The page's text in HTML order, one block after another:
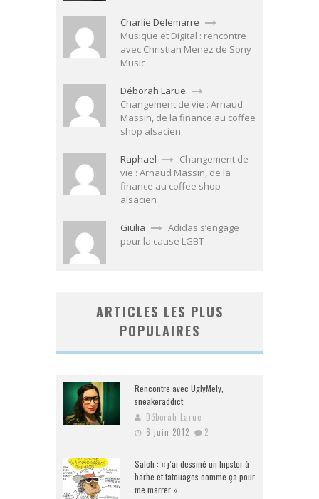
Charlie Delemarre
Musique et Digital : rencontre
avec Christian Menez de Sony
Music
Déborah Larue
Changement de vie : Arnaud
Massin, de la finance au coffee
shop alsacien
Raphael
Changement de
vie : Arnaud Massin, de la
finance au coffee shop
alsacien
Giulia
Adidas s’engage
pour la cause LGBT
ARTICLES LES PLUS
POPULAIRES
Rencontre avec UglyMely,
sneakeraddict
Déborah Larue
6 juin 2012
2
Salch : « j’ai dessiné un hipster à
barbe et tatouages comme ça pour
me marrer »